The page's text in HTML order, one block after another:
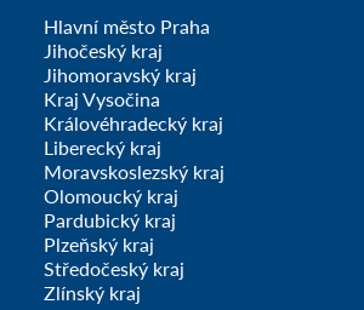
Hlavní město Praha
Jihočeský kraj
Jihomoravský kraj
Kraj Vysočina
Královéhradecký kraj
Liberecký kraj
Moravskoslezský kraj
Olomoucký kraj
Pardubický kraj
Plzeňský kraj
Středočeský kraj
Zlínský kraj